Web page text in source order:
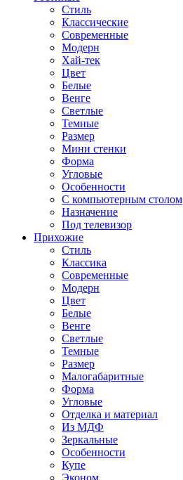
Стиль
Классические
Современные
Модерн
Хай-тек
Цвет
Белые
Венге
Светлые
Темные
Размер
Мини стенки
Форма
Угловые
Особенности
С компьютерным столом
Назначение
Под телевизор
Прихожие
Стиль
Классика
Современные
Модерн
Цвет
Белые
Венге
Светлые
Темные
Размер
Малогабаритные
Форма
Угловые
Отделка и материал
Из МДФ
Зеркальные
Особенности
Купе
Эконом